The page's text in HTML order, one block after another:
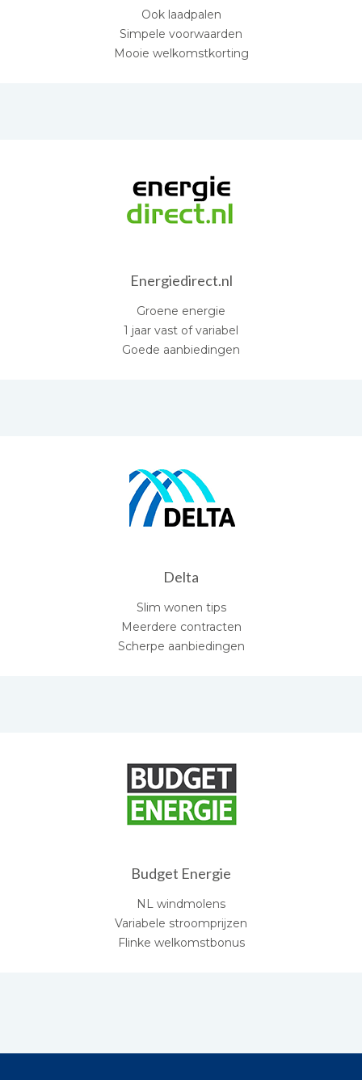
Ook laadpalen
Simpele voorwaarden
Mooie welkomstkorting
Energiedirect.nl
Groene energie
1 jaar vast of variabel
Goede aanbiedingen
Delta
Slim wonen tips
Meerdere contracten
Scherpe aanbiedingen
Budget Energie
NL windmolens
Variabele stroomprijzen
Flinke welkomstbonus